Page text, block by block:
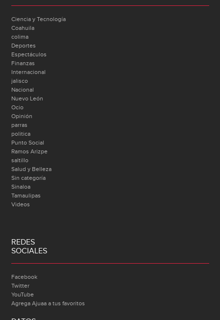
Ciencia y Tecnología
Coahuila
colima
Deportes
Espectáculos
Finanzas
Internacional
jalisco
Nacional
Nuevo León
Ocio
Opinión
parras
politica
Punto Social
Ramos Arizpe
saltillo
Salud y Belleza
Sin categoría
Sinaloa
Tamaulipas
Videos
REDES
SOCIALES
Facebook
Twitter
YouTube
Agrega Ajuaa a tus favoritos